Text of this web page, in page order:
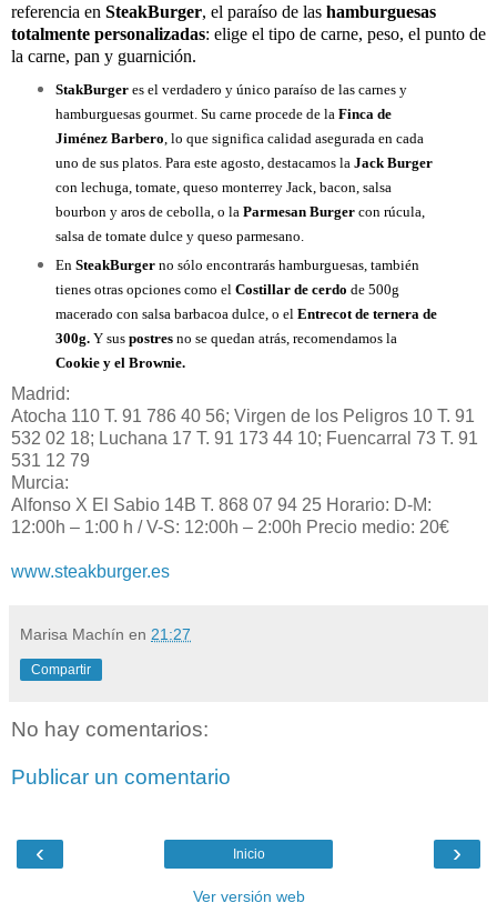
referencia en SteakBurger, el paraíso de las hamburguesas
totalmente personalizadas: elige el tipo de carne, peso, el punto de
la carne, pan y guarnición.
StakBurger es el verdadero y único paraíso de las carnes y
hamburguesas gourmet. Su carne procede de la Finca de
Jiménez Barbero , lo que significa calidad asegurada en cada
uno de sus platos. Para este agosto, destacamos la Jack Burger
con lechuga, tomate, queso monterrey Jack, bacon, salsa
bourbon y aros de cebolla, o la Parmesan Burger con rúcula,
salsa de tomate dulce y queso parmesano.
En SteakBurger no sólo encontrarás hamburguesas, también
tienes otras opciones como el Costillar de cerdo de 500g
macerado con salsa barbacoa dulce, o el Entrecot de ternera de
300g. Y sus postres no se quedan atrás, recomendamos la
Cookie y el Brownie.
Madrid:
Atocha 110 T. 91 786 40 56; Virgen de los Peligros 10 T. 91
532 02 18; Luchana 17 T. 91 173 44 10; Fuencarral 73 T. 91
531 12 79
Murcia:
Alfonso X El Sabio 14B T. 868 07 94 25 Horario: D-M:
12:00h – 1:00 h / V-S: 12:00h – 2:00h Precio medio: 20€
www.steakburger.es
Marisa Machín en 21:27
Compartir
No hay comentarios:
Publicar un comentario
‹ ›
Inicio
Ver versión web